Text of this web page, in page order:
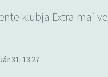
klubja Extra mai
31. 13:27